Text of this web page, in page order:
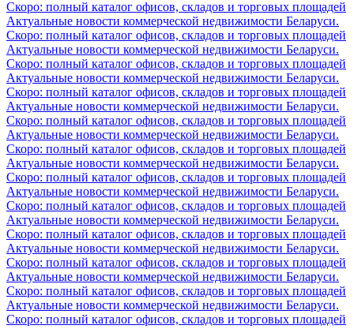
Скоро: полный каталог офисов, складов и торговых площадей
Актуальные новости коммерческой недвижимости Беларуси.
Скоро: полный каталог офисов, складов и торговых площадей
Актуальные новости коммерческой недвижимости Беларуси.
Скоро: полный каталог офисов, складов и торговых площадей
Актуальные новости коммерческой недвижимости Беларуси.
Скоро: полный каталог офисов, складов и торговых площадей
Актуальные новости коммерческой недвижимости Беларуси.
Скоро: полный каталог офисов, складов и торговых площадей
Актуальные новости коммерческой недвижимости Беларуси.
Скоро: полный каталог офисов, складов и торговых площадей
Актуальные новости коммерческой недвижимости Беларуси.
Скоро: полный каталог офисов, складов и торговых площадей
Актуальные новости коммерческой недвижимости Беларуси.
Скоро: полный каталог офисов, складов и торговых площадей
Актуальные новости коммерческой недвижимости Беларуси.
Скоро: полный каталог офисов, складов и торговых площадей
Актуальные новости коммерческой недвижимости Беларуси.
Скоро: полный каталог офисов, складов и торговых площадей
Актуальные новости коммерческой недвижимости Беларуси.
Скоро: полный каталог офисов, складов и торговых площадей
Актуальные новости коммерческой недвижимости Беларуси.
Скоро: полный каталог офисов, складов и торговых площадей